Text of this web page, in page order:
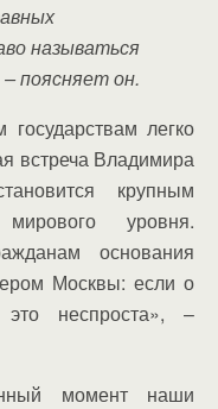
называться
поясняет он.
легко
встреча Владимира
крупным
уровня.
основания
Москвы: если о
неспроста», –
момент наши